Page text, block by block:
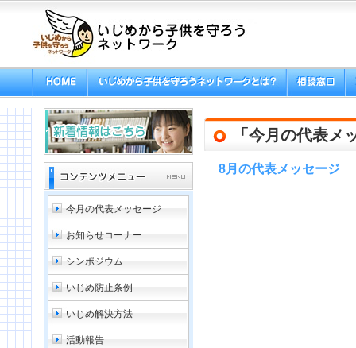
今月の代表メッセージ
お知らせコーナー
シンポジウム
いじめ防止条例
いじめ解決方法
活動報告
「今月の代表メ
8月の代表メッセージ